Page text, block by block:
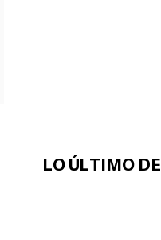
LO ÚLTIMO DE